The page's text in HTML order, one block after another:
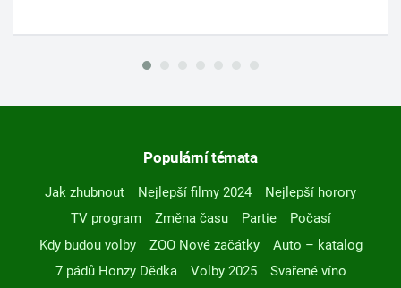
Populární témata
Jak zhubnout Nejlepší filmy 2024
Nejlepší horory
TV program
Změna času Partie
Počasí
Kdy budou volby
ZOO Nové začátky
Auto – katalog
7 pádů Honzy Dědka
Volby 2025
Svařené víno